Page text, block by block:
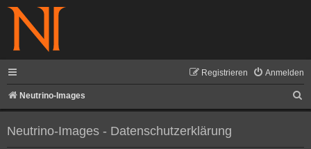
Anmelden
Registrieren
Neutrino-Images
u
Neutrino-Images - Datenschutzerklärung